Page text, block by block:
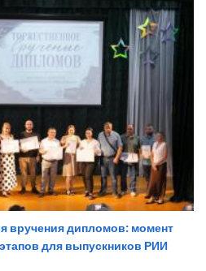
вручения дипломов: момент
для выпускников РИИ